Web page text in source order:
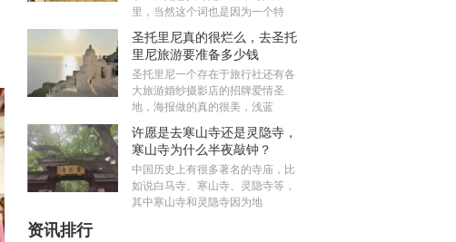
里，当然这个词也是因为一个特
圣托里尼真的很烂么，去圣托
里尼旅游要准备多少钱
圣托里尼一个存在于旅行社还有各
大旅游婚纱摄影店的招牌爱情圣
地，海报做的真的很美，浅蓝
许愿是去寒山寺还是灵隐寺，
寒山寺为什么半夜敲钟？
中国历史上有很多著名的寺庙，比
如说白马寺、寒山寺、灵隐寺等，
其中寒山寺和灵隐寺因为地
资讯排行